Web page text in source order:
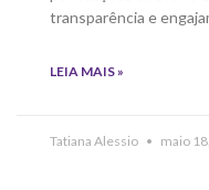
transparência e
LEIA MAIS »
Tatiana Alessio maio